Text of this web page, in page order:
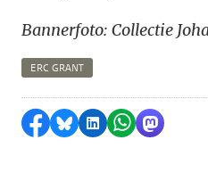
Bannerfoto: Collectie
ERC GRANT
Delen op Facebook
Delen via Bluesky
Delen opDelen via
Delen